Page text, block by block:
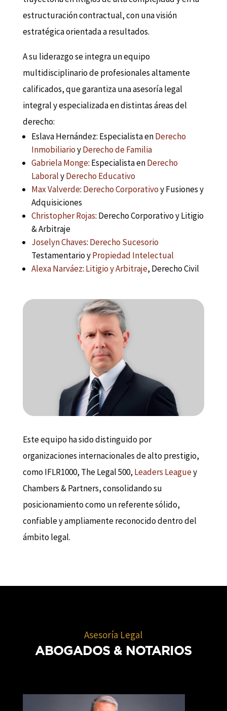
estructuración contractual, con una visión
estratégica orientada a resultados.
A su liderazgo se integra un equipo
multidisciplinario de profesionales altamente
calificados, que garantiza una asesoría legal
integral y especializada en distintas áreas del
derecho:
Eslava Hernández: Especialista enDerecho
InmobiliarioyDerecho de Familia
Gabriela Monge: Especialista enDerecho
LaboralyDerecho Educativo
Max Valverde: Derecho Corporativoy Fusiones y
Adquisiciones
Christopher Rojas: Derecho Corporativo y Litigio
& Arbitraje
Joselyn Chaves: Derecho Sucesorio
Testamentario yPropiedad Intelectual
Alexa Narváez: Litigio y Arbitraje, Derecho Civil
Este equipo ha sido distinguido por
organizaciones internacionales de alto prestigio,
como IFLR1000, The Legal 500, Leaders Leaguey
Chambers & Partners, consolidando su
posicionamiento como un referente sólido,
confiable y ampliamente reconocido dentro del
ámbito legal.
Asesoría Legal
ABOGADOS & NOTARIOS